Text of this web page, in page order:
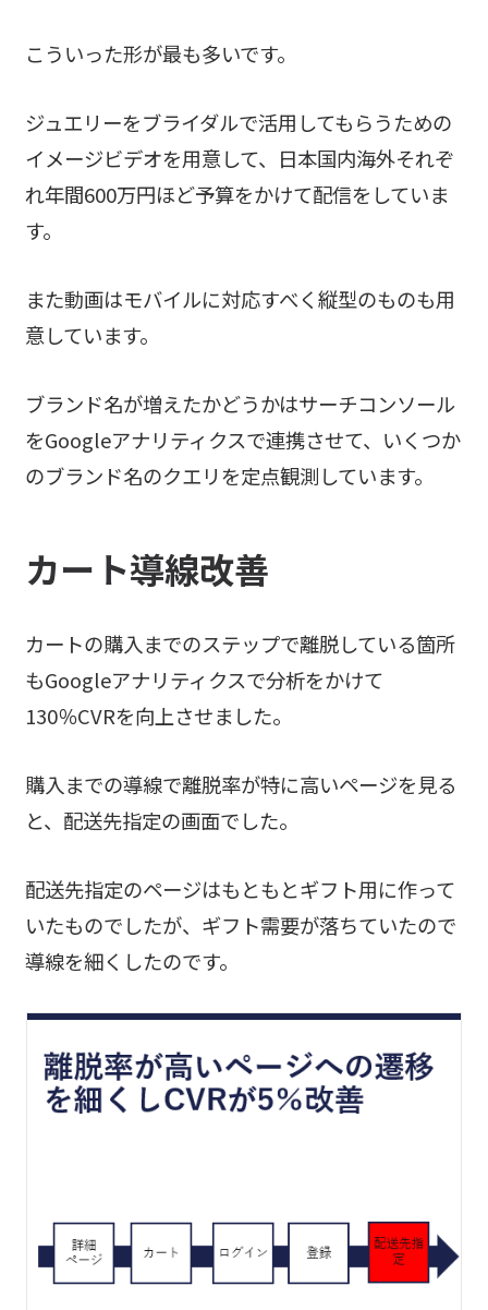
こういった形が最も多いです。
ジュエリーをブライダルで活用してもらうための
イメージビデオを用意して、日本国内海外それぞ
れ年間600万円ほど予算をかけて配信をしていま
す。
また動画はモバイルに対応すべく縦型のものも用
意しています。
ブランド名が増えたかどうかはサーチコンソール
をGoogleアナリティクスで連携させて、いくつか
のブランド名のクエリを定点観測しています。
カート導線改善
カートの購入までのステップで離脱している箇所
もGoogleアナリティクスで分析をかけて
130％CVRを向上させました。
購入までの導線で離脱率が特に高いページを見る
と、配送先指定の画面でした。
配送先指定のページはもともとギフト用に作って
いたものでしたが、ギフト需要が落ちていたので
導線を細くしたのです。